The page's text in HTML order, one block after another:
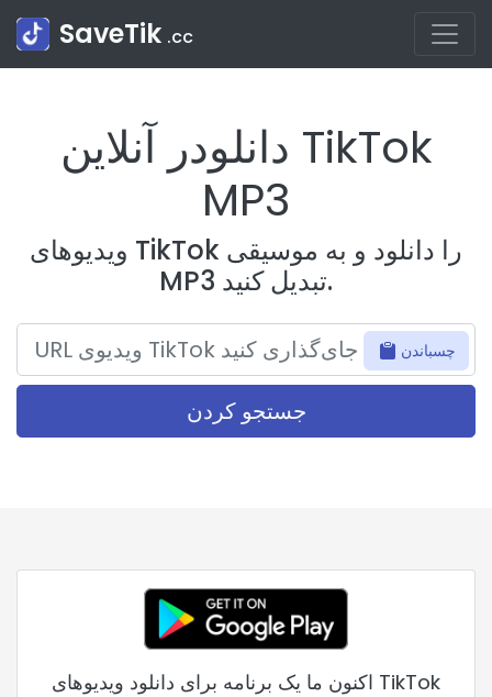
SaveTik .cc
دانلودر آنلاین TikTok
MP3
ویدیوهای TikTok را دانلود و به موسیقی
MP3 تبدیل کنید.
چسباندن
جستجو کردن
اکنون ما یک برنامه برای دانلود ویدیوهای TikTok